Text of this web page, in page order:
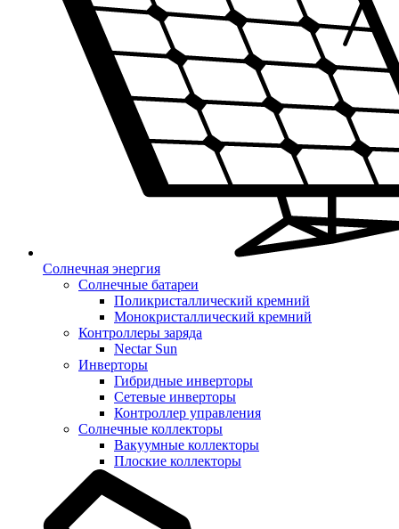
Солнечная энергия
Солнечные батареи
Поликристаллический кремний
Монокристаллический кремний
Контроллеры заряда
Nectar Sun
Инверторы
Гибридные инверторы
Сетевые инверторы
Контроллер управления
Солнечные коллекторы
Вакуумные коллекторы
Плоские коллекторы